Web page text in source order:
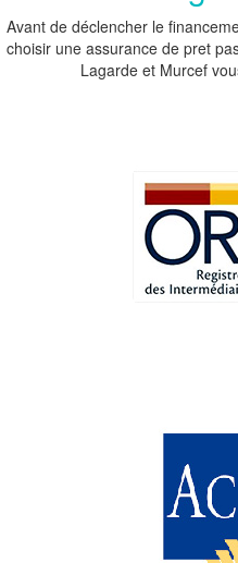
Avant de déclencher le
choisir une assurance de pret
Lagarde et Murcef